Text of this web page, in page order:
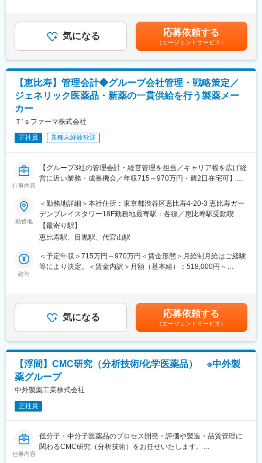
できます。
また、案件も事業部や事業領域ごとに分けることなく、様々な案
件に携わる事が可能。海外買収を含む事業提携においては、ダイ
■本部署の社風：
・中途社員が半分以上入社していることもあり、様々なバックグ
ラウンドの方が活躍できます。
■長期就業しやすい環境
・在宅勤務制度 ：本部署は週2~3回ほど利用されております。
■資格手当について（高度専門職務給）
申請・承認後に適用される資格手当です。
弁護士（国内）・弁護士（海外）・公認会計士・税理士・一級建
築士
支給額：
一般職～主任職：月額 10万円
※弁護士費用は会社が全負担しております。
体温計製造からスタートし、今では5万点以上の製品を160以上の
国と地域に展開している総合医療機器メーカーです。「医療を通
じて社会に貢献するという」企業理念のもと、次の100年に向け
て成長を続けています。
売上高1兆1,319億円(2026年3月）、グローバル売上比率77％、世
界160の国と地域に展開するグローバル総合医療機器メーカーへ
と成長しました。
変更の範囲：会社の定める業務
金額であり、選考を通じて上下する可能性があります。月給(月額)
は固定手当を含めた表記です。
気になる 応募依頼する
（エージェントサービス）
【恵比寿】管理会計◆グループ会社管理・戦略策定／
ジェネリック医薬品・新薬の一貫供給を行う製薬メー
カー
Ｔ’ｓファーマ株式会社
正社員 業種未経験歓迎
仕事内容
【グループ3社の管理会計・経営管理を担当／キャリア幅を広げ経
営に近い業務・成長機会／年収715～970万円・週2日在宅可】
■業務概要
当社グループの管理会計・経営管理を担うポジションとして、親
会社アンドファーマへ出向し、グループ会社3社の業績管理や財務
分析、経営層・金融機関との連携、中期経営計画の策定業務など
に携わっていただきます！
コンサルティング会社から引き継いだ業務基盤を自社で内製化
し、グループ全体の経営戦略に関与しながら、多様な関係者と連
・グループ各社のP&L／BS／CFデータの集計・分析
・月次・四半期業績レポートの作成、経営層への報告
・資金繰りデータ整理やグループ内貸付・返済管理業務
・グループ各社や関係部門との連携・調整
・中期経営計画の策定、戦略立案サポート
■組織構成
財務部長または課長へのレポートラインで、グループ横断での業
務を担当します。
■業務の魅力
グループ3社の経営管理を通じて、経営層や金融機関と直接協働
し、視座を高めながらキャリアの幅を拡大できます。将来はマネ
勤務地
＜勤務地詳細＞本社住所：東京都渋谷区恵比寿4-20-3 恵比寿ガー
デンプレイスタワー18F勤務地最寄駅：各線／恵比寿駅受動喫煙
対策：屋内全面禁煙変更の範囲：会社の定める事業所（リモート
ワーク含む）
【最寄り駅】
恵比寿駅、目黒駅、代官山駅
給与
＜予定年収＞715万円～970万円＜賃金形態＞月給制月給はご経験
等により決定。＜賃金内訳＞月額（基本給）：518,000円～
金額であり、選考を通じて上下する可能性があります。月給(月額)
は固定手当を含めた表記です。
気になる 応募依頼する
（エージェントサービス）
【浮間】CMC研究（分析技術/化学医薬品） ※中外製
薬グループ
中外製薬工業株式会社
正社員
仕事内容
低分子・中分子医薬品のプロセス開発・評価や製造・品質管理に
関わるCMC研究（分析技術）をお任せいたします。